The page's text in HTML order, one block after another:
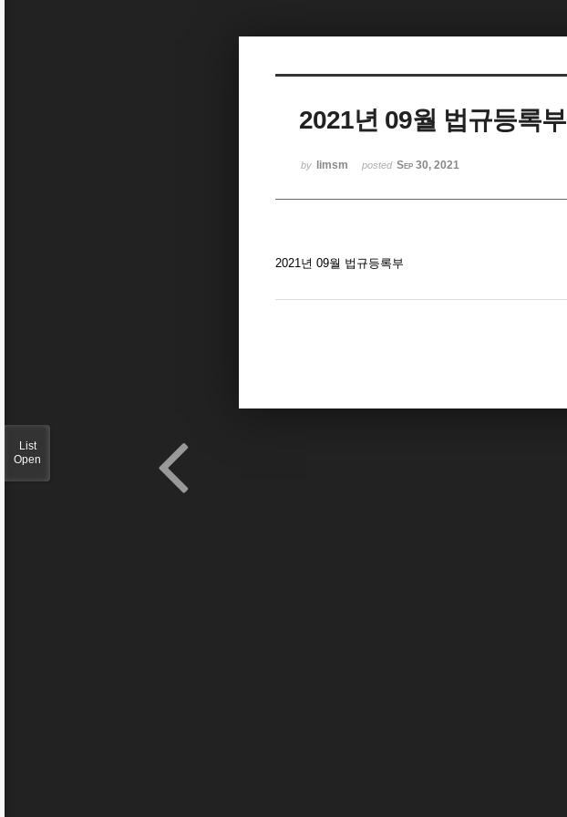
2021년 09월 법규등록부
by limsm posted Sep 30, 2021
2021년 09월 법규등록부
List
Open
Sketchbook5, 스케치북5
Sketchbook5, 스케치북5